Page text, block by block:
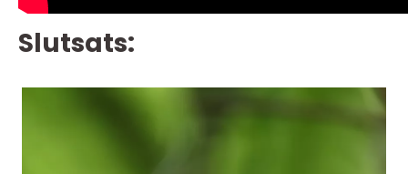
Slutsats: